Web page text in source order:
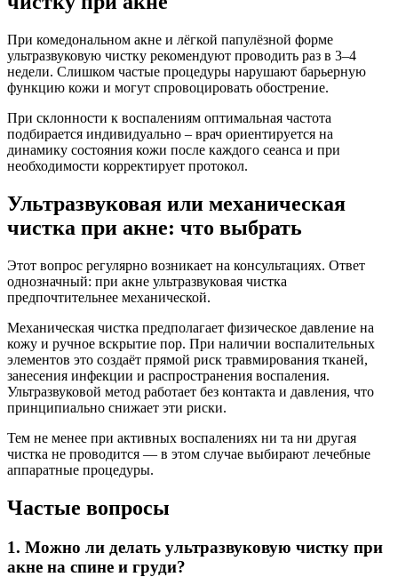
При комедональном акне и лёгкой папулёзной форме
ультразвуковую чистку рекомендуют проводить раз в 3–4
недели. Слишком частые процедуры нарушают барьерную
функцию кожи и могут спровоцировать обострение.
При склонности к воспалениям оптимальная частота
подбирается индивидуально – врач ориентируется на
динамику состояния кожи после каждого сеанса и при
необходимости корректирует протокол.
Ультразвуковая или механическая
чистка при акне: что выбрать
Этот вопрос регулярно возникает на консультациях. Ответ
однозначный: при акне ультразвуковая чистка
предпочтительнее механической.
Механическая чистка предполагает физическое давление на
кожу и ручное вскрытие пор. При наличии воспалительных
элементов это создаёт прямой риск травмирования тканей,
занесения инфекции и распространения воспаления.
Ультразвуковой метод работает без контакта и давления, что
принципиально снижает эти риски.
Тем не менее при активных воспалениях ни та ни другая
чистка не проводится — в этом случае выбирают лечебные
аппаратные процедуры.
Частые вопросы
1. Можно ли делать ультразвуковую чистку при
акне на спине и груди?